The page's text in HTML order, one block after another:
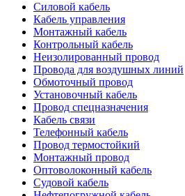
Силовой кабель
Кабель управления
Монтажный кабель
Контрольный кабель
Неизолированный провод
Провода для воздушных линий
Обмоточный провод
Установочный кабель
Провод спецназначения
Кабель связи
Телефонный кабель
Провод термостойкий
Монтажный провод
Оптоволоконный кабель
Судовой кабель